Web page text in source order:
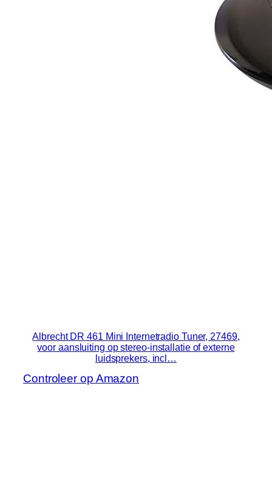
Albrecht DR 461 Mini Internetradio Tuner, 27469,
voor aansluiting op stereo-installatie of externe
luidsprekers, incl…
Controleer op Amazon